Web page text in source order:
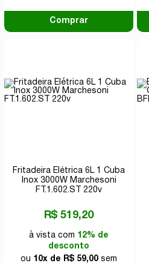
Comprar
Fritadeira Elétrica 6L 1 Cuba
Inox 3000W Marchesoni
FT.1.602.ST 220v
R$ 519,20
à vista com 12% de
desconto
ou 10x de R$ 59,00 sem